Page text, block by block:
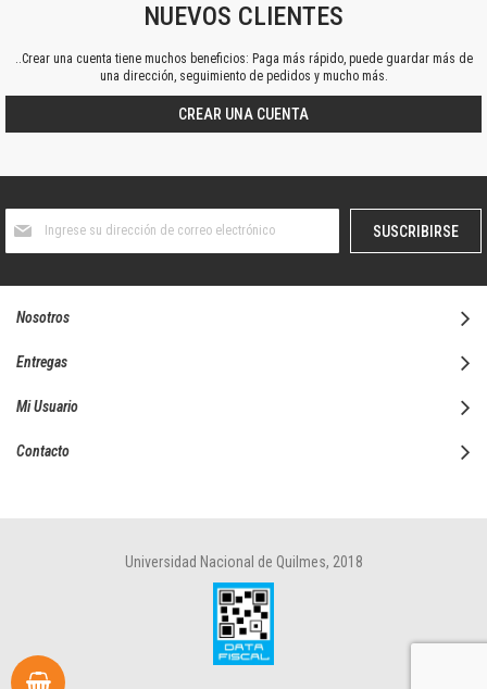
NUEVOS CLIENTES
..Crear una cuenta tiene muchos beneficios: Paga más rápido, puede guardar más de
una dirección, seguimiento de pedidos y mucho más.
CREAR UNA CUENTA
boletín
SUSCRIBIRSE
Nosotros
Entregas
Mi Usuario
Contacto
Universidad Nacional de Quilmes, 2018